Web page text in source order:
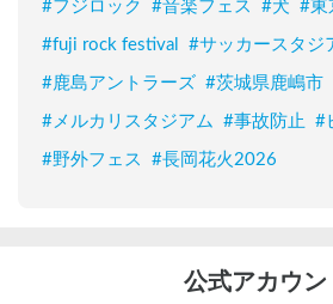
#フジロック #音楽フェス #犬 #東
#fuji rock festival #サッカースタジ
#鹿島アントラーズ #茨城県鹿嶋市
#メルカリスタジアム #事故防止 #
#野外フェス #長岡花火2026
公式アカウン